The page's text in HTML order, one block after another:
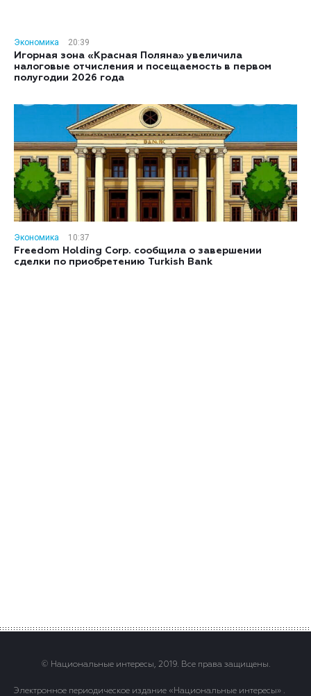
Экономика
20:39
Игорная зона «Красная Поляна» увеличила
налоговые отчисления и посещаемость в первом
полугодии 2026 года
Экономика
10:37
Freedom Holding Corp. сообщила о завершении
сделки по приобретению Turkish Bank
© Национальные интересы, 2019. Все права защищены.
Электронное периодическое издание «Национальные интересы» .